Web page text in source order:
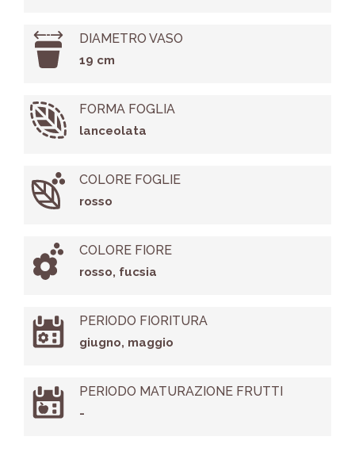
DIAMETRO VASO
19 cm
FORMA FOGLIA
lanceolata
COLORE FOGLIE
rosso
COLORE FIORE
rosso, fucsia
PERIODO FIORITURA
giugno, maggio
PERIODO MATURAZIONE FRUTTI
-